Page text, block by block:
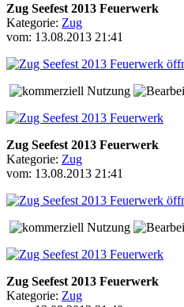
Zug Seefest 2013 Feuerwerk
Kategorie: Zug
vom: 13.08.2013 21:41
Zug Seefest 2013 Feuerwerk
Kategorie: Zug
vom: 13.08.2013 21:41
Zug Seefest 2013 Feuerwerk
Kategorie: Zug